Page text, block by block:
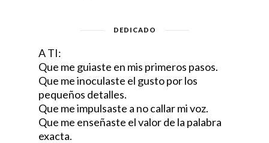
DEDICADO
A TI:
Que me guiaste en mis primeros pasos.
Que me inoculaste el gusto por los
pequeños detalles.
Que me impulsaste a no callar mi voz.
Que me enseñaste el valor de la palabra
exacta.